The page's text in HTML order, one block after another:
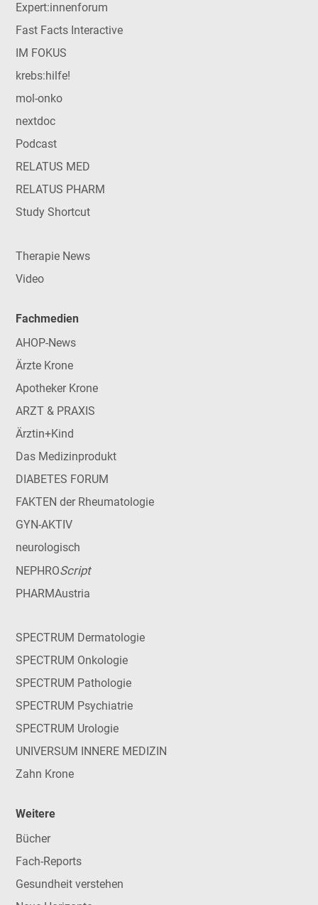
Expert:innenforum
Fast Facts Interactive
IM FOKUS
krebs:hilfe!
mol-onko
nextdoc
Podcast
RELATUS MED
RELATUS PHARM
Study Shortcut
Therapie News
Video
Fachmedien
AHOP-News
Ärzte Krone
Apotheker Krone
ARZT & PRAXIS
Ärztin+Kind
Das Medizinprodukt
DIABETES FORUM
FAKTEN der Rheumatologie
GYN-AKTIV
neurologisch
NEPHROScript
PHARMAustria
SPECTRUM Dermatologie
SPECTRUM Onkologie
SPECTRUM Pathologie
SPECTRUM Psychiatrie
SPECTRUM Urologie
UNIVERSUM INNERE MEDIZIN
Zahn Krone
Weitere
Bücher
Fach-Reports
Gesundheit verstehen